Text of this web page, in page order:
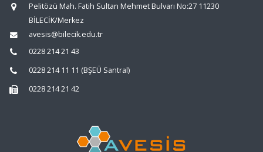
Pelitözü Mah. Fatih Sultan Mehmet Bulvarı No:27 11230
BİLECİK/Merkez
avesis@bilecik.edu.tr
0228 214 21 43
0228 214 11 11 (BŞEÜ Santral)
0228 214 21 42